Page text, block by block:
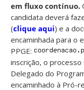
em fluxo contínuo.
candidata deverá
(clique aqui) e a
encaminhada para o
PPGE:
inscrição, o
Delegado do
encaminhado à Pró-